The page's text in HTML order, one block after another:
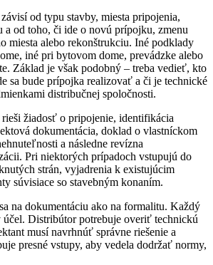
od typu stavby, miesta pripojenia,
a od toho, či ide o novú prípojku, zmenu
miesta alebo rekonštrukciu. Iné podklady
iné pri bytovom dome, prevádzke alebo
Základ je však podobný – treba vedieť, kto
sa bude prípojka realizovať a či je technické
distribučnej spoločnosti.
žiadosť o pripojenie, identifikácia
dokumentácia, doklad o vlastníckom
a následne revízna
Pri niektorých prípadoch vstupujú do
strán, vyjadrenia k existujúcim
súvisiace so stavebným konaním.
na dokumentáciu ako na formalitu. Každý
Distribútor potrebuje overiť technickú
musí navrhnúť správne riešenie a
presné vstupy, aby vedela dodržať normy,